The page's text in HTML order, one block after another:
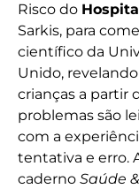
Risco do
Sarkis, para
científico da
Unido,
crianças a partir
problemas são
com a
tentativa e erro.
caderno Saúde